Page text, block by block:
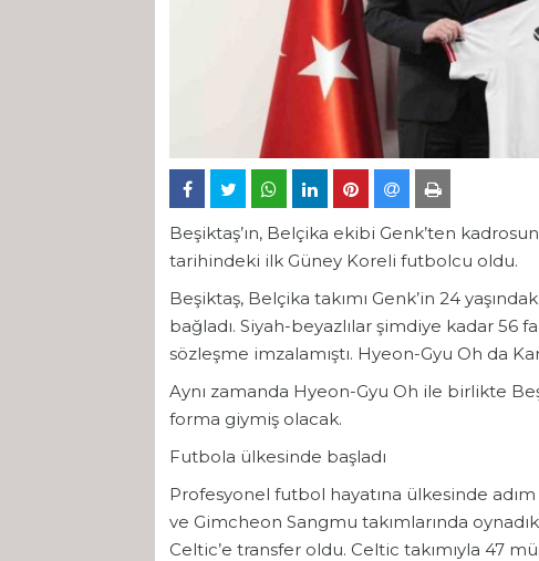
Beşiktaş’ın, Belçika ekibi Genk’ten
tarihindeki ilk Güney Koreli futbolcu oldu.
Beşiktaş, Belçika takımı Genk’in 24
bağladı. Siyah-beyazlılar şimdiye kadar 56
sözleşme imzalamıştı. Hyeon-Gyu Oh da
Aynı zamanda Hyeon-Gyu Oh ile birlikte
forma giymiş olacak.
Futbola ülkesinde başladı
Profesyonel futbol hayatına ülkesinde
ve Gimcheon Sangmu takımlarında
Celtic’e transfer oldu. Celtic takımıyla 47